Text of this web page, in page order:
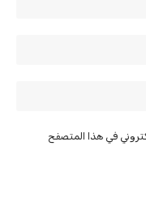
في هذا المتصفح